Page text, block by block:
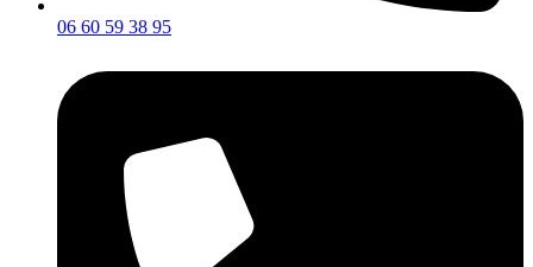
06 60 59 38 95